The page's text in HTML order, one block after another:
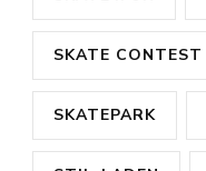
SKATE CONTEST
SKATEPARK